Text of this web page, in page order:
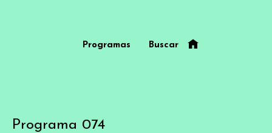
Programas Buscar
Programa 074